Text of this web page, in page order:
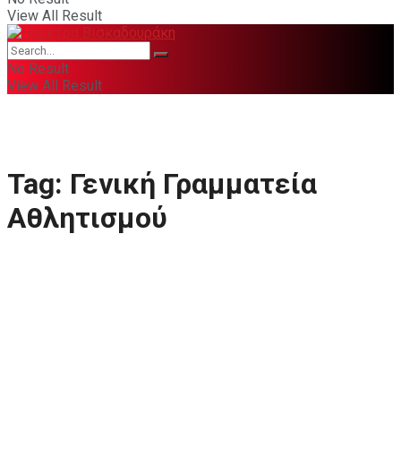
View All Result
No Result
View All Result
Tag: Γενική Γραμματεία
Αθλητισμού